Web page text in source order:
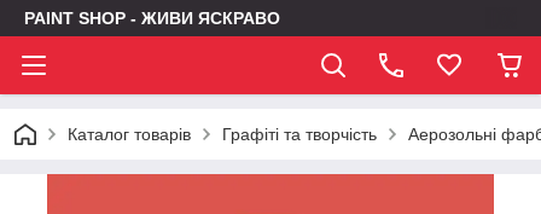
PAINT SHOP - ЖИВИ ЯСКРАВО
Каталог товарів Графіті та творчість Аерозольні